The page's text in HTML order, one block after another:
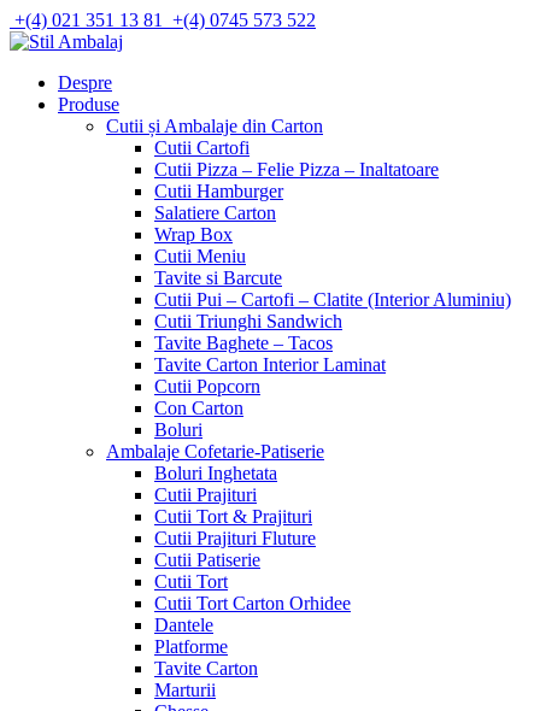
Skip
to
+(4) 021 351 13 81 +(4) 0745 573 522
Despre
Produse
Cutii și Ambalaje din Carton
Cutii Cartofi
Cutii Pizza – Felie Pizza – Inaltatoare
Cutii Hamburger
Salatiere Carton
Wrap Box
Cutii Meniu
Tavite si Barcute
Cutii Pui – Cartofi – Clatite (Interior Aluminiu)
Cutii Triunghi Sandwich
Tavite Baghete – Tacos
Tavite Carton Interior Laminat
Cutii Popcorn
Con Carton
Boluri
Ambalaje Cofetarie-Patiserie
Boluri Inghetata
Cutii Prajituri
Cutii Tort & Prajituri
Cutii Prajituri Fluture
Cutii Patiserie
Cutii Tort
Cutii Tort Carton Orhidee
Dantele
Platforme
Tavite Carton
Marturii